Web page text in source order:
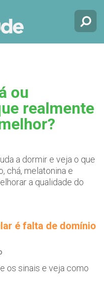
ou
realmente
a dormir e veja o que
chá, melatonina e
a qualidade do
é falta de domínio
os sinais e veja como